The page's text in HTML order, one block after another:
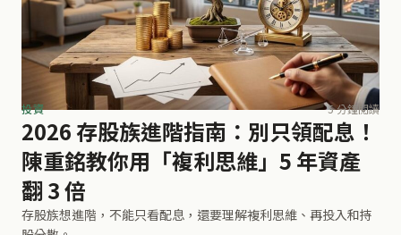
投資 5 分鐘閱讀
2026 存股族進階指南：別只領配息！
陳重銘教你用「複利思維」5 年資產
翻 3 倍
存股族想進階，不能只看配息，還要理解複利思維、再投入和持